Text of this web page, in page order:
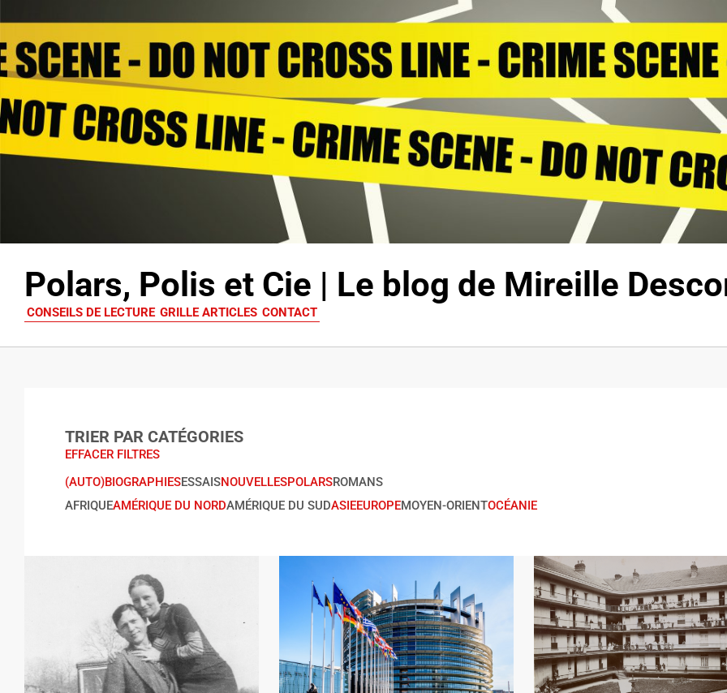
Polars, Polis et Cie | Le blog de Mireille
CONSEILS DE LECTURE GRILLE ARTICLES CONTACT
TRIER PAR CATÉGORIES
EFFACER FILTRES
(AUTO)BIOGRAPHIESESSAISNOUVELLESPOLARSROMANS
AFRIQUEAMÉRIQUE DU NORDAMÉRIQUE DU SUDASIEEUROPEMOYEN-ORIENTOCÉANIE